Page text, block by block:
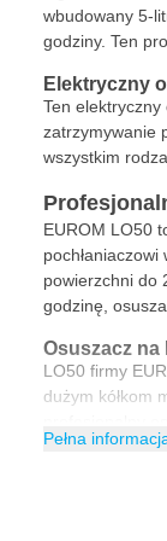
wbudowany 5-
godziny. Ten
Elektryczny
Ten
zatrzymywanie
wszystkim
EUROM LO50
powierzchni do
godzinę,
Osuszacz na
LO50 firmy
dużym kółkom
Pełna